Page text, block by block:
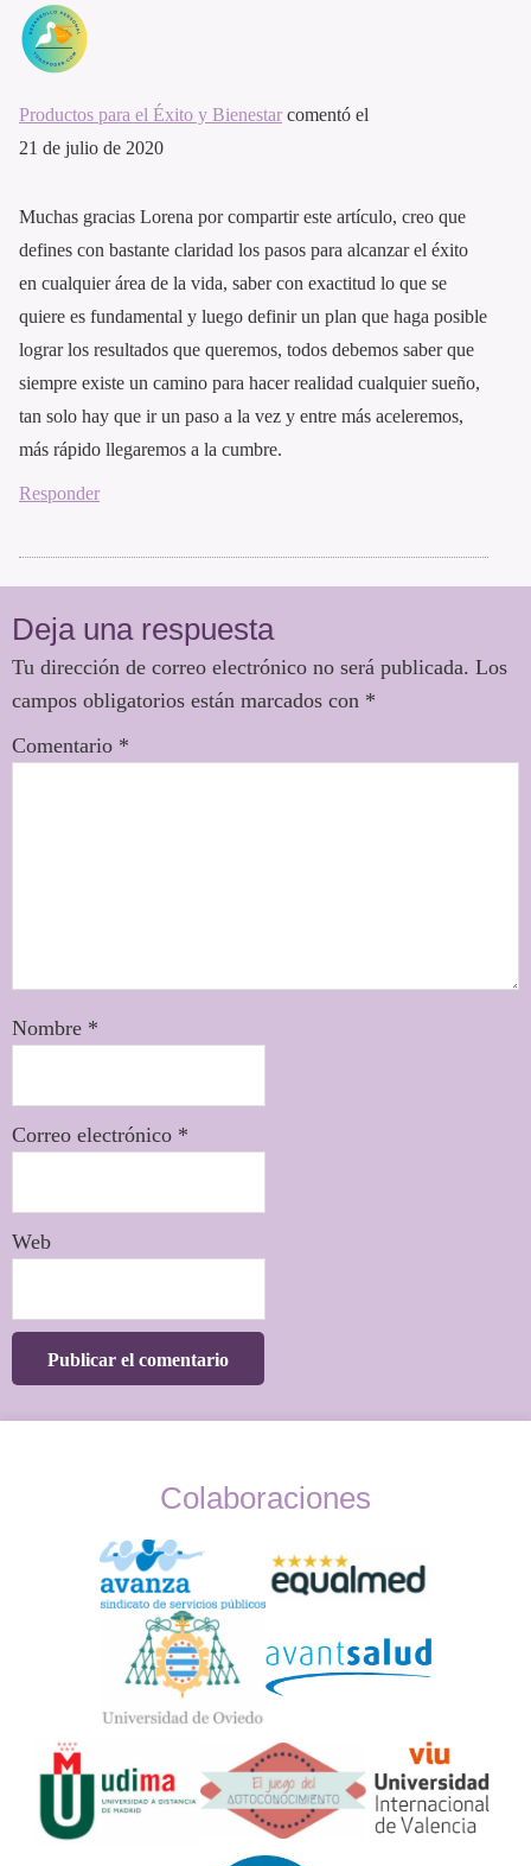
Productos para el Éxito y Bienestar comentó el
21 de julio de 2020
Muchas gracias Lorena por compartir este artículo, creo que
defines con bastante claridad los pasos para alcanzar el éxito
en cualquier área de la vida, saber con exactitud lo que se
quiere es fundamental y luego definir un plan que haga posible
lograr los resultados que queremos, todos debemos saber que
siempre existe un camino para hacer realidad cualquier sueño,
tan solo hay que ir un paso a la vez y entre más aceleremos,
más rápido llegaremos a la cumbre.
Responder
Deja una respuesta
Tu dirección de correo electrónico no será publicada. Los
campos obligatorios están marcados con *
Comentario *
Nombre *
Correo electrónico *
Web
Widget
Logos
Colaboraciones